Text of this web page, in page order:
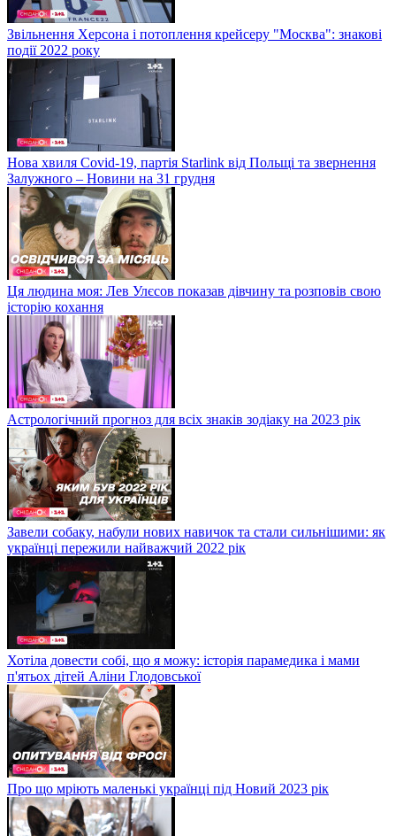
Звільнення Херсона і потоплення крейсеру "Москва": знакові
події 2022 року
Нова хвиля Covid-19, партія Starlink від Польщі та звернення
Залужного – Новини на 31 грудня
Ця людина моя: Лев Улєсов показав дівчину та розповів свою
історію кохання
Астрологічний прогноз для всіх знаків зодіаку на 2023 рік
Завели собаку, набули нових навичок та стали сильнішими: як
українці пережили найважчий 2022 рік
Хотіла довести собі, що я можу: історія парамедика і мами
п'ятьох дітей Аліни Глодовської
Про що мріють маленькі українці під Новий 2023 рік